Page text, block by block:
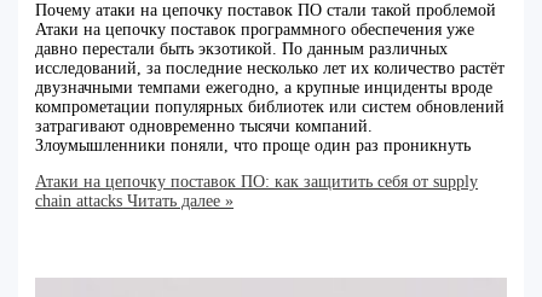
Почему атаки на цепочку поставок ПО стали такой проблемой
Атаки на цепочку поставок программного обеспечения уже
давно перестали быть экзотикой. По данным различных
исследований, за последние несколько лет их количество растёт
двузначными темпами ежегодно, а крупные инциденты вроде
компрометации популярных библиотек или систем обновлений
затрагивают одновременно тысячи компаний.
Злоумышленники поняли, что проще один раз проникнуть
Атаки на цепочку поставок ПО: как защитить себя от supply
chain attacks Читать далее »